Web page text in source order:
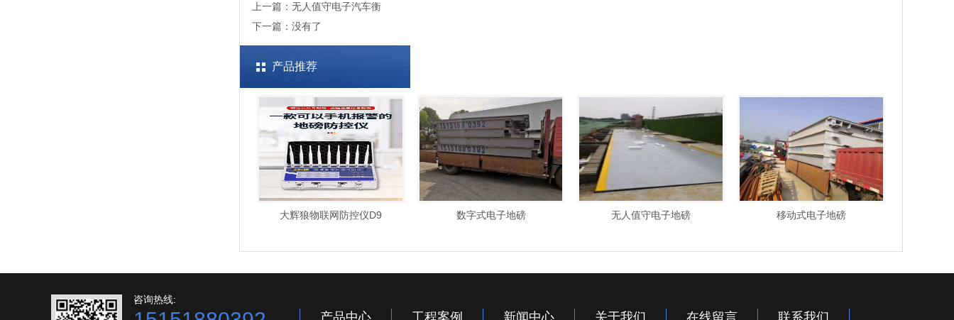
上一篇： 无人值守电子汽车衡
下一篇：没有了
产品推荐
大辉狼物联网防控仪D9 数字式电子地磅 无人值守电子地磅 移动式电子地磅
咨询热线:
产品中心 工程案例 新闻中心 关于我们 在线留言 联系我们